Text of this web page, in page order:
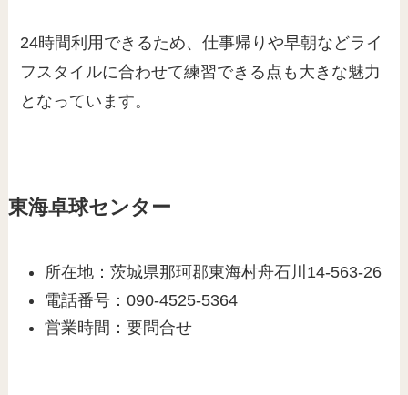
24時間利用できるため、仕事帰りや早朝などライ
フスタイルに合わせて練習できる点も大きな魅力
となっています。
東海卓球センター
所在地：茨城県那珂郡東海村舟石川14-563-26
電話番号：090-4525-5364
営業時間：要問合せ